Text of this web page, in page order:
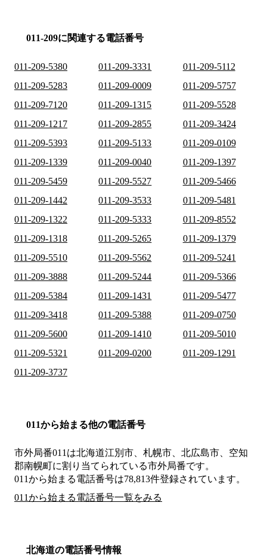
011-209に関連する電話番号
011-209-5380 011-209-3331
011-209-5112
011-209-5283
011-209-0009
011-209-5757
011-209-7120
011-209-1315
011-209-5528
011-209-1217
011-209-2855
011-209-3424
011-209-5393
011-209-5133
011-209-0109
011-209-1339
011-209-0040
011-209-1397
011-209-5459
011-209-5527
011-209-5466
011-209-1442
011-209-3533
011-209-5481
011-209-1322
011-209-5333
011-209-8552
011-209-1318
011-209-5265
011-209-1379
011-209-5510
011-209-5562
011-209-5241
011-209-3888
011-209-5244
011-209-5366
011-209-5384
011-209-1431
011-209-5477
011-209-3418
011-209-5388
011-209-0750
011-209-5600
011-209-1410
011-209-5010
011-209-5321
011-209-0200
011-209-1291
011-209-3737
011から始まる他の電話番号
市外局番011 は北海道江別市、札幌市、北広島市、空知
郡南幌町に割り当てられている市外局番です。
011から始まる電話番号は78,813件登録されています。
011から始まる電話番号一覧をみる
北海道の電話番号情報